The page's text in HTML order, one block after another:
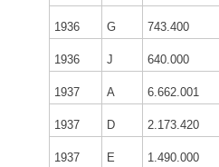
1936 G 743.400
1936 J 640.000
1937 A 6.662.001
1937 D 2.173.420
1937 E 1.490.000